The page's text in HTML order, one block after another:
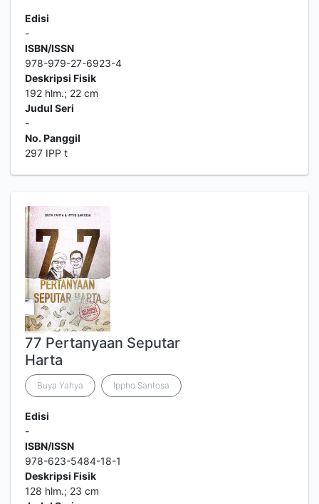
Edisi
-
ISBN/ISSN
978-979-27-6923-4
Deskripsi Fisik
192 hlm.; 22 cm
Judul Seri
-
No. Panggil
297 IPP t
77 Pertanyaan Seputar
Harta
Buya Yahya Ippho Santosa
Edisi
-
ISBN/ISSN
978-623-5484-18-1
Deskripsi Fisik
128 hlm.; 23 cm